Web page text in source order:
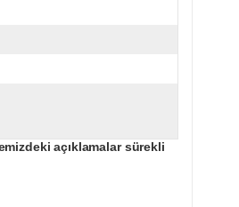
açıklamalar sürekli